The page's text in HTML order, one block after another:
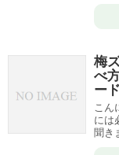
梅
べ
ー
こん
には
聞き